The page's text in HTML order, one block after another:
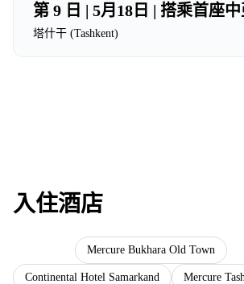
第 9 日 | 5月18日 | 搭乘首座
塔什干 (Tashkent)
入住酒店
Mercure Bukhara Old Town
Continental Hotel Samarkand Mercure